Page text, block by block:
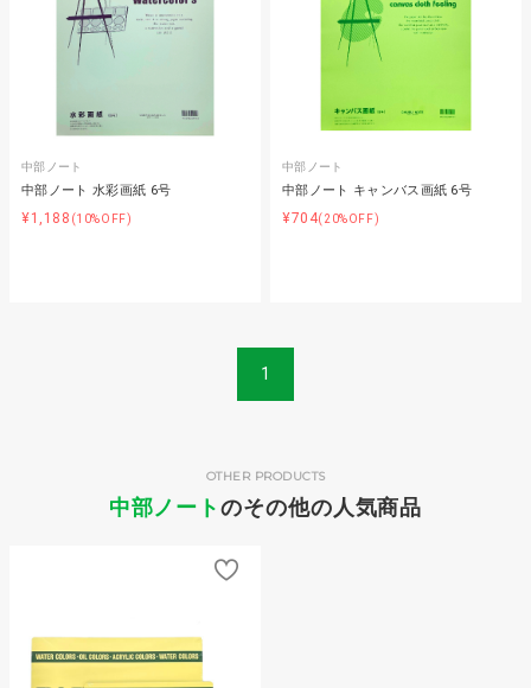
中部ノート
中部ノート 水彩画紙 6号
¥1,188 (10%OFF)
中部ノート
中部ノート キャンバス画紙 6号
¥704(20%OFF)
1
中部ノートのその他の人気商品
OTHER PRODUCTS